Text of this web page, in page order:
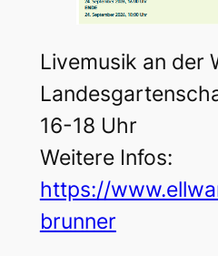
Livemusik an der
16-18 Uhr
Weitere Infos:
https://
brunner